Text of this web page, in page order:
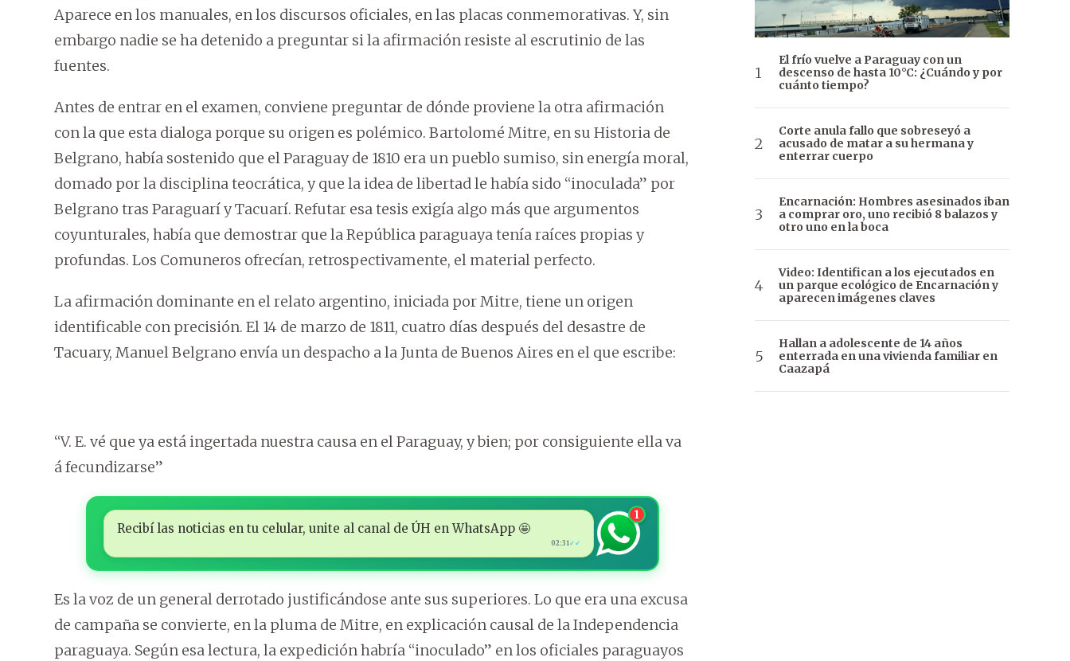
Aparece en los manuales, en los discursos oficiales, en las placas conmemorativas. Y, sin
embargo nadie se ha detenido a preguntar si la afirmación resiste al escrutinio de las
fuentes.
Antes de entrar en el examen, conviene preguntar de dónde proviene la otra afirmación
con la que esta dialoga porque su origen es polémico. Bartolomé Mitre, en su Historia de
Belgrano, había sostenido que el Paraguay de 1810 era un pueblo sumiso, sin energía moral,
domado por la disciplina teocrática, y que la idea de libertad le había sido “inoculada” por
Belgrano tras Paraguarí y Tacuarí. Refutar esa tesis exigía algo más que argumentos
coyunturales, había que demostrar que la República paraguaya tenía raíces propias y
profundas. Los Comuneros ofrecían, retrospectivamente, el material perfecto.
La afirmación dominante en el relato argentino, iniciada por Mitre, tiene un origen
identificable con precisión. El 14 de marzo de 1811, cuatro días después del desastre de
Tacuary, Manuel Belgrano envía un despacho a la Junta de Buenos Aires en el que escribe:
“V. E. vé que ya está ingertada nuestra causa en el Paraguay, y bien; por consiguiente ella va
á fecundizarse”
Recibí las noticias en tu celular, unite al canal de ÚH en WhatsApp 🤩
02:31✓✓
1
Es la voz de un general derrotado justificándose ante sus superiores. Lo que era una excusa
de campaña se convierte, en la pluma de Mitre, en explicación causal de la Independencia
paraguaya. Según esa lectura, la expedición habría “inoculado” en los oficiales paraguayos
El frío vuelve a Paraguay con un
descenso de hasta 10°C: ¿Cuándo y por
cuánto tiempo?
Corte anula fallo que sobreseyó a
acusado de matar a su hermana y
enterrar cuerpo
Encarnación: Hombres asesinados iban
a comprar oro, uno recibió 8 balazos y
otro uno en la boca
Video: Identifican a los ejecutados en
un parque ecológico de Encarnación y
aparecen imágenes claves
Hallan a adolescente de 14 años
enterrada en una vivienda familiar en
Caazapá